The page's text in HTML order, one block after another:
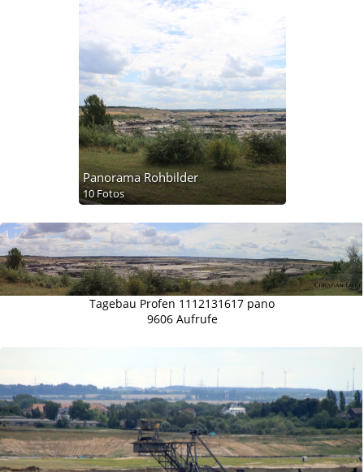
Panorama Rohbilder
10 Fotos
Tagebau Profen 1112131617 pano
9606 Aufrufe